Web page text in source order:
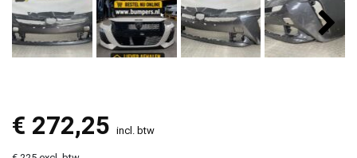
€ 272,25 incl. btw